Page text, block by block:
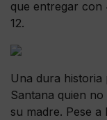
que entregar
12.
Una dura historia
Santana quien
su madre. Pese a